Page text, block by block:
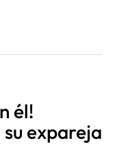
él!
expareja